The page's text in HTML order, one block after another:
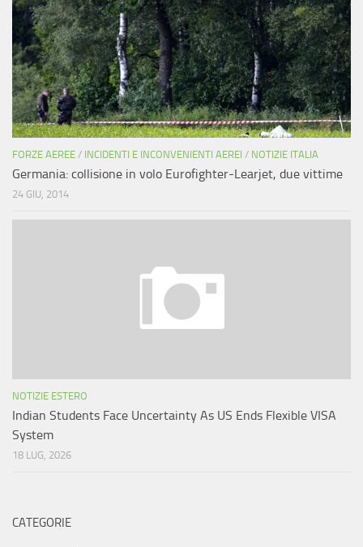
FORZE AEREE / INCIDENTI E INCONVENIENTI AEREI / NOTIZIE ITALIA
Germania: collisione in volo Eurofighter-Learjet, due vittime
24 GIU, 2014
NOTIZIE ESTERO
Indian Students Face Uncertainty As US Ends Flexible VISA
System
18 LUG, 2026
CATEGORIE